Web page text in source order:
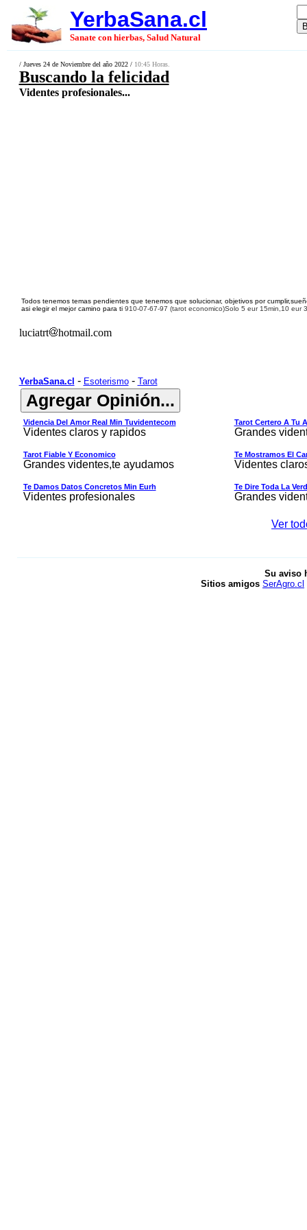
YerbaSana.cl
Sanate con hierbas, Salud Natural
/ Jueves 24 de Noviembre del año 2022 / 10:45 Horas.
Buscando la felicidad
Videntes profesionales...
Todos tenemos temas pendientes que tenemos que solucionar, objetivos por
asi elegir el mejor camino para ti 910-07-67-97 (tarot economico)Solo 5 eur 15min,10 eur
luciatrt hotmail.com
YerbaSana.cl - Esoterismo- Tarot
Videncia Del Amor Real Min Tuvidentecom
Videntes claros y rapidos
Tarot Certero A Tu
Grandes
Tarot Fiable Y Economico
Grandes videntes,te ayudamos
Te Mostramos El
Videntes
Te Damos Datos Concretos Min Eurh
Videntes profesionales
Te Dire Toda La
Grandes
Ver
Su aviso
Sitios amigos SerAgro.cl